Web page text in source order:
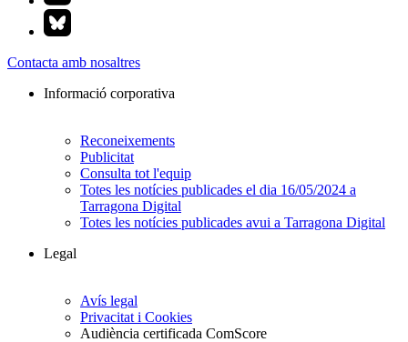
Contacta amb nosaltres
Informació corporativa
Reconeixements
Publicitat
Consulta tot l'equip
Totes les notícies publicades el dia 16/05/2024 a
Tarragona Digital
Totes les notícies publicades avui a Tarragona Digital
Legal
Avís legal
Privacitat i Cookies
Audiència certificada ComScore